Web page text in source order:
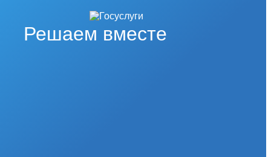
Решаем вместе